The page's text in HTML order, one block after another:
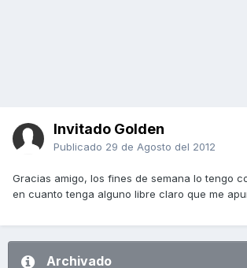
Invitado Golden
Publicado 29 de Agosto del 2012
Gracias amigo, los fines de semana lo tengo
en cuanto tenga alguno libre claro que me
Archivado